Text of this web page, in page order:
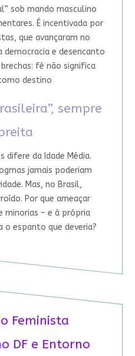
sob mando masculino
É incentivada por
que avançaram no
democracia e desencanto
fé não significa
destino
sempre
difere da Idade Média.
jamais poderiam
Mas, no Brasil,
Por que ameaçar
minorias – e à própria
o espanto que deveria?
Feminista
DF e Entorno